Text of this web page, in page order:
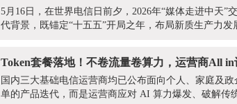
5月16日，在世界电信日前夕，2026年“媒体走进中天
代背景，既锚定“十五五”开局之年，布局新质生产力发
Token套餐落地！不卷流量卷算力，运营商All in
国内三大基础电信运营商均已公布面向个人、家庭及政
单的产品迭代，而是运营商应对 AI 算力爆发、破解传